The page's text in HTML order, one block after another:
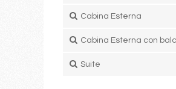
Cabina Esterna
Cabina Esterna con
Suite